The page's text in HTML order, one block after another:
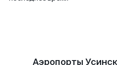
Аэропорты